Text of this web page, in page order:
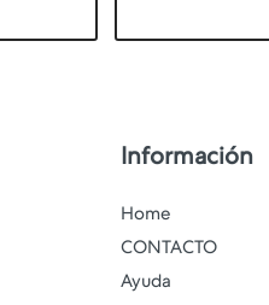
Información
Home
CONTACTO
Ayuda